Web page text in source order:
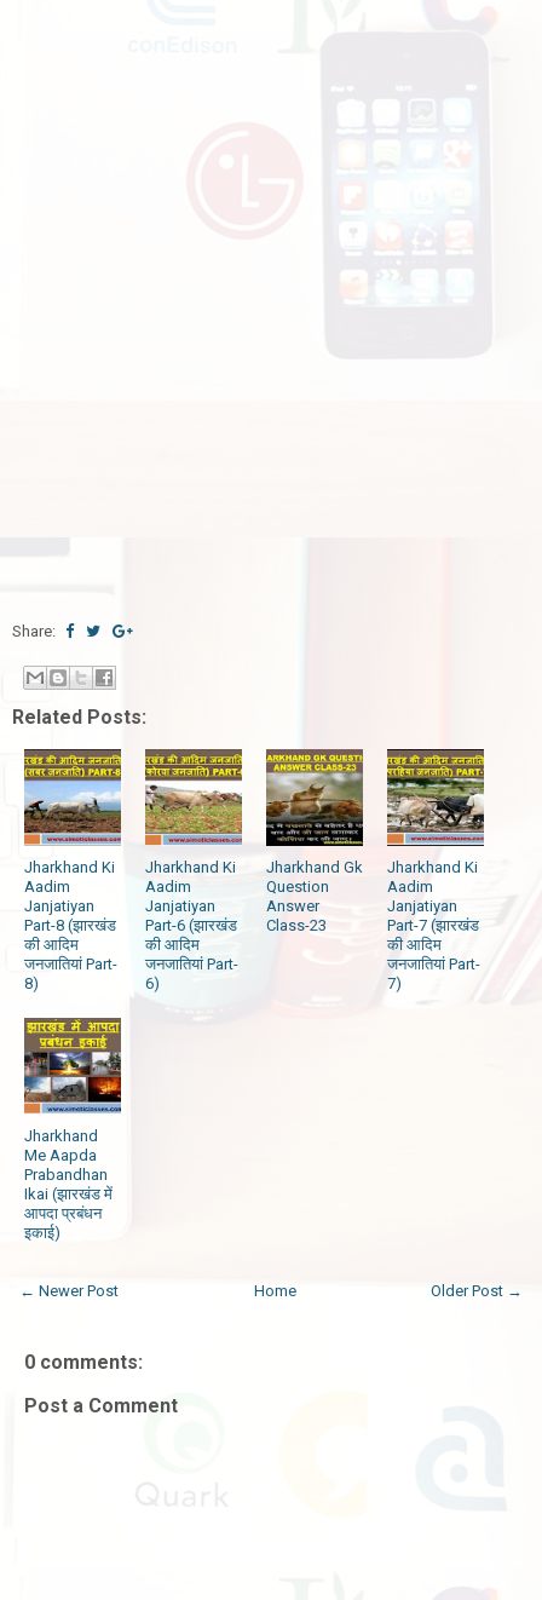
Share:
Related Posts:
Jharkhand Ki
Aadim
Janjatiyan
Part-8 (झारखंड
की आदिम
जनजातियां Part-
8)
Jharkhand Ki
Aadim
Janjatiyan
Part-6 (झारखंड
की आदिम
जनजातियां Part-
6)
Jharkhand Gk
Question
Answer
Class-23
Jharkhand Ki
Aadim
Janjatiyan
Part-7 (झारखंड
की आदिम
जनजातियां Part-
7)
Jharkhand
Me Aapda
Prabandhan
Ikai (झारखंड में
आपदा प्रबंधन
इकाई)
← Newer Post Older Post →
Home
0 comments:
Post a Comment